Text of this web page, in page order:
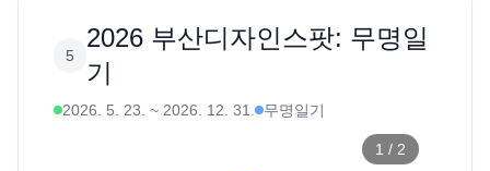
5
2026 부산디자인스팟: 무명일
기
2026. 5. 23. ~ 2026. 12. 31. 무명일기
1 / 2